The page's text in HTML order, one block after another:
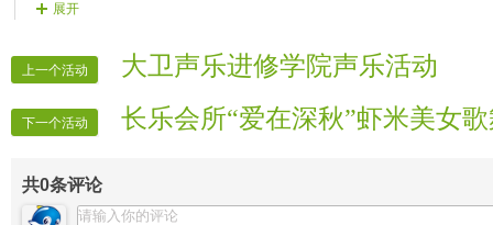
【晚会广播】琴弦、灵儿
【背景挂图】清莲、馨儿、听涛、思雨
【晚会录像】听涛
展开
上一个活动 大卫声乐进修学院声乐活动
下一个活动 长乐会所“爱在深秋”虾米美女
共0条评论